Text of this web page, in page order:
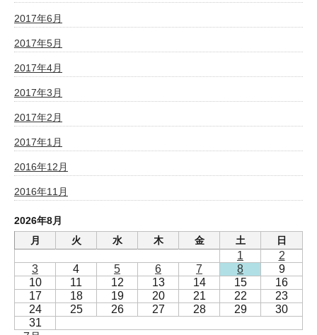
2017年6月
2017年5月
2017年4月
2017年3月
2017年2月
2017年1月
2016年12月
2016年11月
2026年8月
月
火 水 木 金 土 日
1
2
3
4 5 6 7 8
9
10
11 12 13 14 15
16
17
18 19 20 21 22
23
24
25 26 27 28 29
30
31